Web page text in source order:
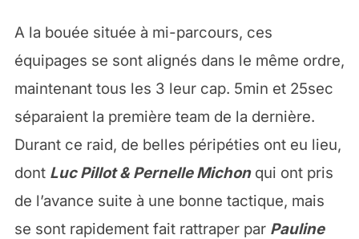
A la bouée située à mi-parcours, ces
équipages se sont alignés dans le même ordre,
maintenant tous les 3 leur cap. 5min et 25sec
séparaient la première team de la dernière.
Durant ce raid, de belles péripéties ont eu lieu,
dont Luc Pillot & Pernelle Michonqui ont pris
de l’avance suite à une bonne tactique, mais
se sont rapidement fait rattraper par Pauline